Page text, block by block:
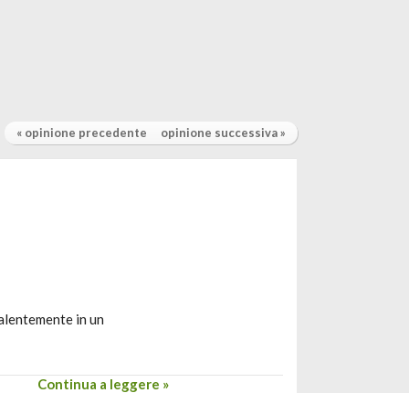
« opinione precedente opinione successiva »
in un
Continua a leggere »